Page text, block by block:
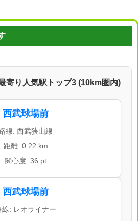
寄り人気駅トップ3 (10km圏内)
西武球場前
線: 西武狭山線
距離: 0.22 km
関心度: 36 pt
西武球場前
線: レオライナー